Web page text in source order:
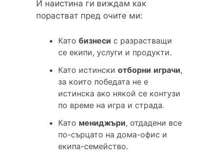
И наистина ги виждам как
порастват пред очите ми:
Като бизнеси с разрастващи
се екипи, услуги и продукти.
Като истински отборни играчи,
за които победата не е
истинска ако някой се контузи
по време на игра и страда.
Като мениджъри, отдадени все
по-сърцато на дома-офис и
екипа-семейство.